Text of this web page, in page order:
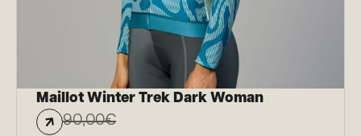
Maillot Winter Trek Dark Woman
90,00€